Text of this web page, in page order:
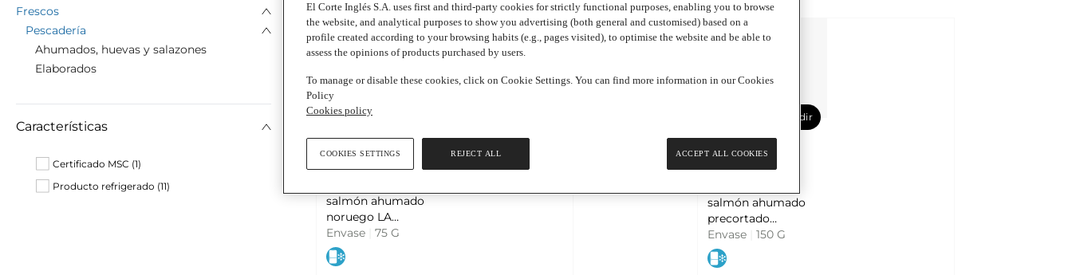
Frescos
Pescadería
Ahumados, huevas y salazones
Elaborados
Características
Certificado MSC (1)
Producto refrigerado (11)
5,65 €
75,33 € / Kg
salmón ahumado
noruego LA
BALINESA
Envase 75 G
Añadir
11,65 €
77,67 € / Kg
salmón ahumado
precortado
tradición escocesa
sin azúcares
añadidos LA
Envase 150 G
El Corte Inglés S.A. uses first and third-party cookies for strictly functional purposes, enabling you to browse
the website, and analytical purposes to show you advertising (both general and customised) based on a
profile created according to your browsing habits (e.g., pages visited), to optimise the website and be able to
assess the opinions of products purchased by users.
To manage or disable these cookies, click on Cookie Settings. You can find more information in our Cookies
Policy
Cookies policy
REJECT ALL ACCEPT ALL COOKIES
COOKIES SETTINGS